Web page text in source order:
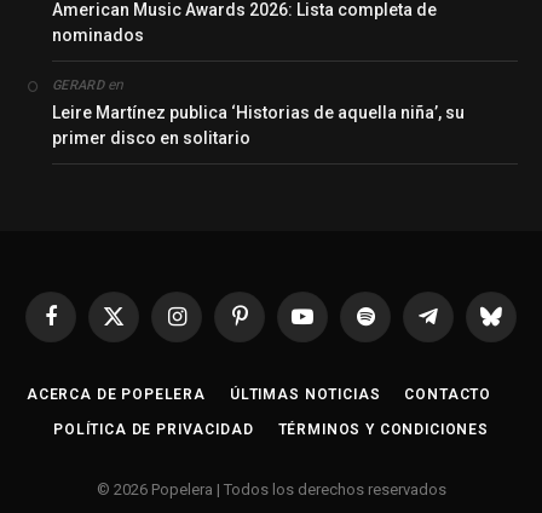
American Music Awards 2026: Lista completa de
nominados
GERARDen
Leire Martínez publica ‘Historias de aquella niña’, su
primer disco en solitario
Facebook
X
InstagramPinterestYouTubeSpotify Telegrama
ACERCA DE POPELERA ÚLTIMAS NOTICIAS CONTACTO
POLÍTICA DE PRIVACIDAD TÉRMINOS Y CONDICIONES
© 2026 Popelera | Todos los derechos reservados